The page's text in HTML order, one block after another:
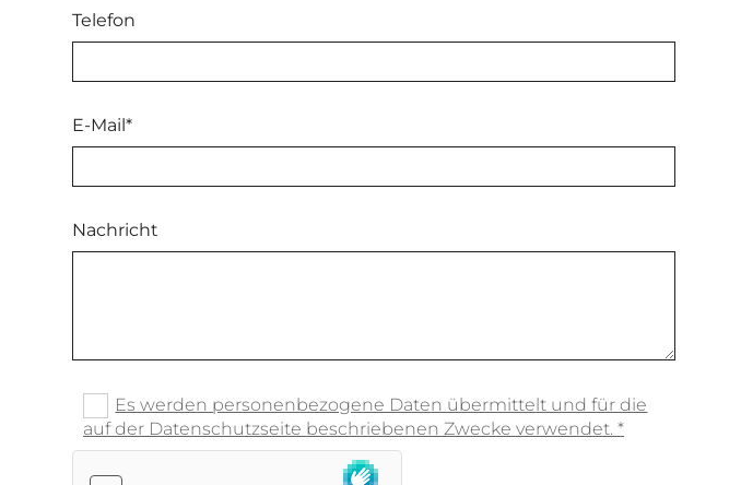
Telefon
E-Mail*
Nachricht
Es werden personenbezogene Daten übermittelt und für die
auf der Datenschutzseite beschriebenen Zwecke verwendet. *